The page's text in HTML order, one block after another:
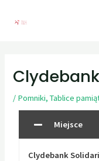
/ Pomniki,Tablice
Miejsce
Clydebank